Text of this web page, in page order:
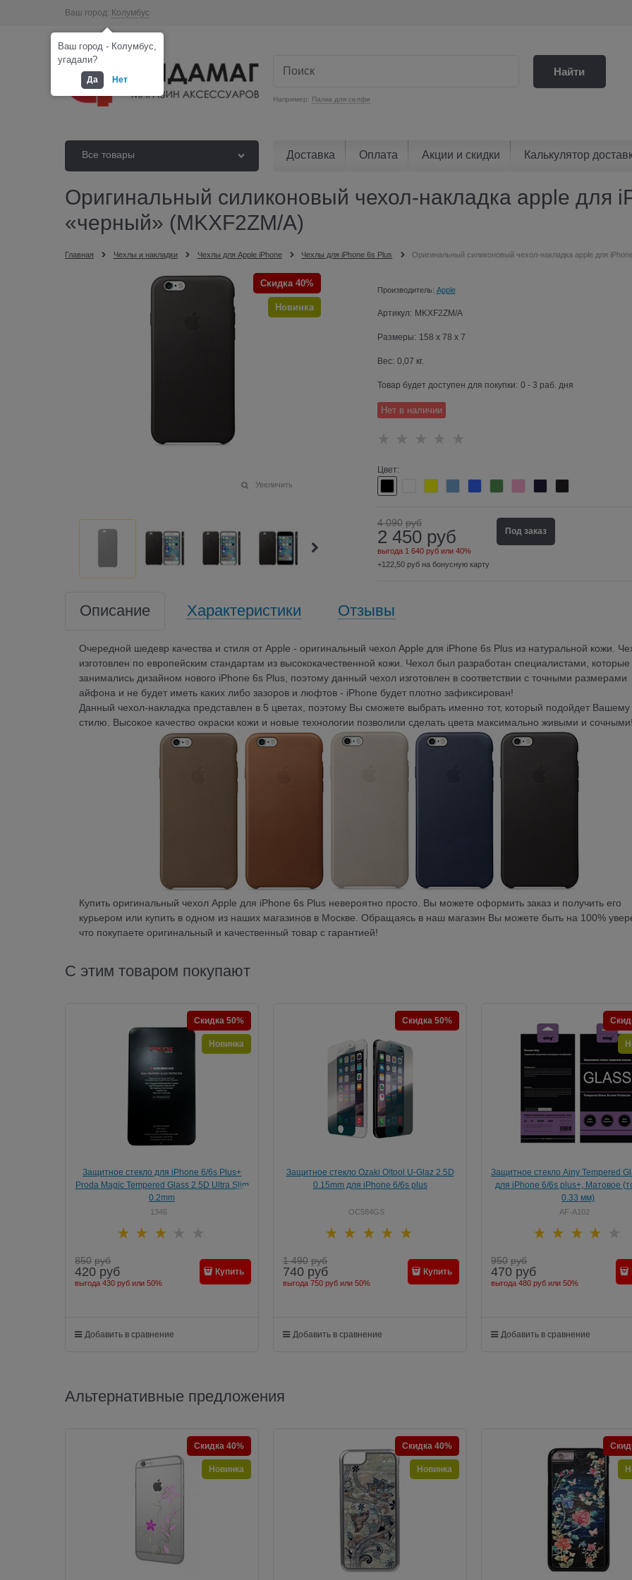
Ваш город: Колумбус
Например: Палка для селфи
Найти
Все товары Доставка Оплата Акции и скидки Калькулятор
Оригинальный силиконовый чехол-накладка apple для
«черный» (MKXF2ZM/A)
Главная Чехлы и накладки Чехлы для Apple iPhone Чехлы для iPhone 6s Plus Оригинальный силиконовый чехол-накладка apple для
Скидка 40%
Новинка
Увеличить
Производитель: Apple
Артикул: MKXF2ZM/A
Размеры: 158 x 78 x 7
Вес: 0,07 кг.
Товар будет доступен для покупки: 0 - 3 раб. дня
Нет в наличии
Цвет:
4 090 руб
2 450 руб
выгода 1 640 рубили 40%
+122,50 руб на бонусную карту
Под заказ
Описание Характеристики Отзывы
Очередной шедевр качества и стиля от Apple - оригинальный чехол Apple для iPhone 6s Plus из натуральной кожи.
изготовлен по европейским стандартам из высококачественной кожи. Чехол был разработан специалистами, которые
занимались дизайном нового iPhone 6s Plus, поэтому данный чехол изготовлен в соответствии с точными размерами
айфона и не будет иметь каких либо зазоров и люфтов - iPhone будет плотно зафиксирован!
Данный чехол-накладка представлен в 5 цветах, поэтому Вы сможете выбрать именно тот, который подойдет Вашему
стилю. Высокое качество окраски кожи и новые технологии позволили сделать цвета максимально живыми и сочными!
Купить оригинальный чехол Apple для iPhone 6s Plus невероятно просто. Вы можете оформить заказ и получить его
курьером или купить в одном из наших магазинов в Москве. Обращаясь в наш магазин Вы можете быть на 100%
что покупаете оригинальный и качественный товар с гарантией!
С этим товаром покупают
Защитное стекло для iPhone 6/6s Plus+
Proda Magic Tempered Glass 2.5D Ultra Slim
0.2mm
1346
Скидка 50%
Новинка
850 руб
420 руб
выгода 430 руб или 50%
Купить
Добавить в сравнение
Защитное стекло Ozaki O!tool U-Glaz 2.5D
0.15mm для iPhone 6/6s plus
OC584GS
Скидка 50%
1 490 руб
740 руб
выгода 750 руб или 50%
Купить
Добавить в сравнение
Защитное стекло Ainy Tempered
для iPhone 6/6s plus+, Матовое
0.33 мм)
AF-A102
950 руб
470 руб
выгода 480 руб или 50%
Добавить в сравнение
Альтернативные предложения
Скидка 40%
Новинка
Скидка 40%
Новинка
Ваш город - Колумбус,
угадали?
Да Нет